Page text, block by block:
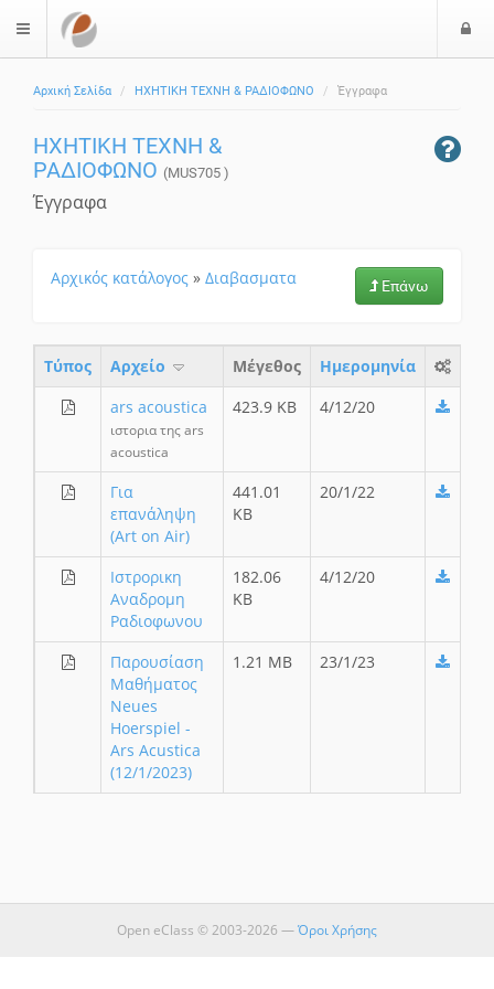
$langMenu
Αρχική Σελίδα ΗΧΗΤΙΚΗ ΤΕΧΝΗ & ΡΑΔΙΟΦΩΝΟ Έγγραφα
ΗΧΗΤΙΚΗ ΤΕΧΝΗ &
ΡΑΔΙΟΦΩΝΟ (MUS705 )
Έγγραφα
Επάνω
Αρχικός κατάλογος » Διαβασματα
Τύπος Aρχείο Μέγεθος
Ημερομηνία
ars acoustica
ιστορια της ars
acoustica
423.9 KB 4/12/20
Για
επανάληψη
(Art on Air)
441.01
KB
20/1/22
Ιστρορικη
Αναδρομη
Ραδιοφωνου
182.06
KB
4/12/20
Παρουσίαση
Μαθήματος
Neues
Hoerspiel -
Ars Acustica
(12/1/2023)
1.21 MB 23/1/23
Open eClass © 2003-2026 —Όροι Χρήσης